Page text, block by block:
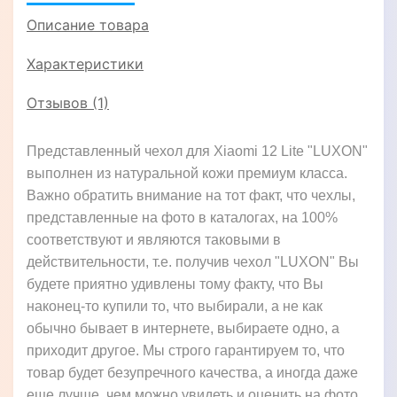
Описание товара
Характеристики
Отзывов (1)
Представленный чехол для Xiaomi 12 Lite "LUXON"
выполнен из натуральной кожи премиум класса.
Важно обратить внимание на тот факт, что чехлы,
представленные на фото в каталогах, на 100%
соответствуют и являются таковыми в
действительности, т.е. получив чехол "LUXON" Вы
будете приятно удивлены тому факту, что Вы
наконец-то купили то, что выбирали, а не как
обычно бывает в интернете, выбираете одно, а
приходит другое. Мы строго гарантируем то, что
товар будет безупречного качества, а иногда даже